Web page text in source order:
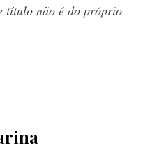
título não é do próprio